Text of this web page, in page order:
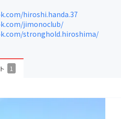
チャレンジ
CAMPFIREふるさと納税
hiroshi.handa.37
jimonoclub/
stronghold.hiroshima/
1